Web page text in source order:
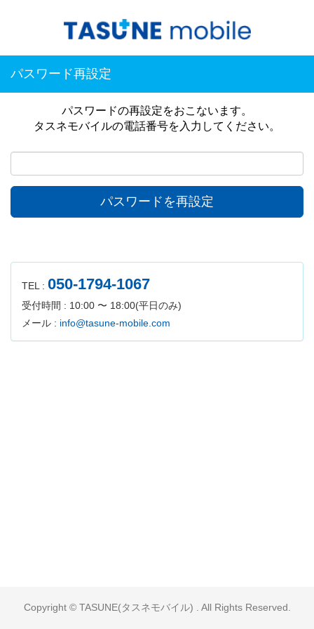
パスワード再設定
パスワードの再設定をおこないます。
タスネモバイルの電話番号を入力してください。
パスワードを再設定
TEL : 050-1794-1067
受付時間 : 10:00 〜 18:00(平日のみ)
メール : info@tasune-mobile.com
Copyright © TASUNE(タスネモバイル) . All Rights Reserved.